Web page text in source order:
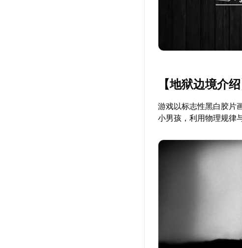
【地狱边境介绍
游戏以标志性黑白胶片
小男孩，利用物理规律